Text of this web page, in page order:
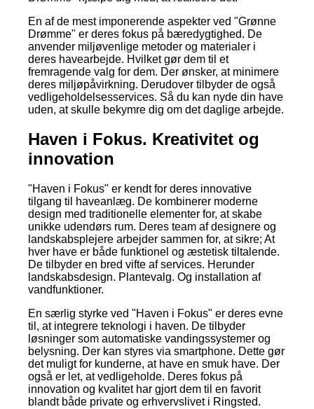
En af de mest imponerende aspekter ved "Grønne
Drømme" er deres fokus på bæredygtighed. De
anvender miljøvenlige metoder og materialer i
deres havearbejde. Hvilket gør dem til et
fremragende valg for dem. Der ønsker, at minimere
deres miljøpåvirkning. Derudover tilbyder de også
vedligeholdelsesservices. Så du kan nyde din have
uden, at skulle bekymre dig om det daglige arbejde.
Haven i Fokus. Kreativitet og
innovation
"Haven i Fokus" er kendt for deres innovative
tilgang til haveanlæg. De kombinerer moderne
design med traditionelle elementer for, at skabe
unikke udendørs rum. Deres team af designere og
landskabsplejere arbejder sammen for, at sikre; At
hver have er både funktionel og æstetisk tiltalende.
De tilbyder en bred vifte af services. Herunder
landskabsdesign. Plantevalg. Og installation af
vandfunktioner.
En særlig styrke ved "Haven i Fokus" er deres evne
til, at integrere teknologi i haven. De tilbyder
løsninger som automatiske vandingssystemer og
belysning. Der kan styres via smartphone. Dette gør
det muligt for kunderne, at have en smuk have. Der
også er let, at vedligeholde. Deres fokus på
innovation og kvalitet har gjort dem til en favorit
blandt både private og erhvervslivet i Ringsted.